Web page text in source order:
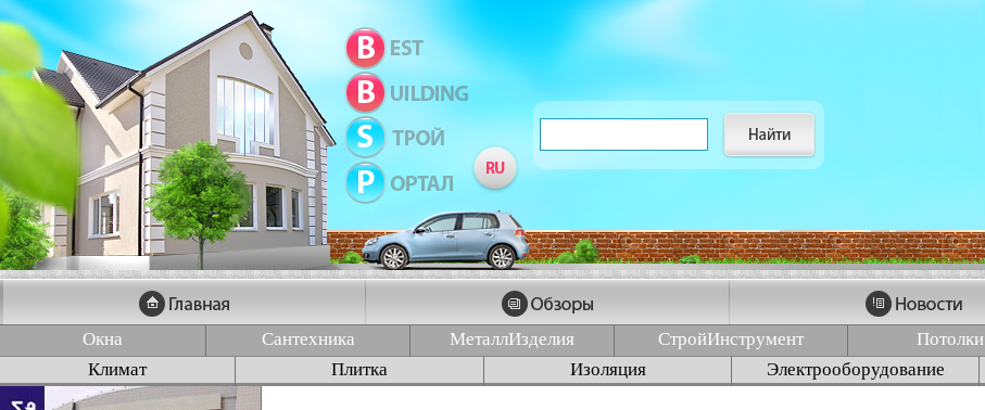
Окна Сантехника МеталлИзделия СтройИнструмент Потолки
Климат
Плитка Изоляция Электрооборудование